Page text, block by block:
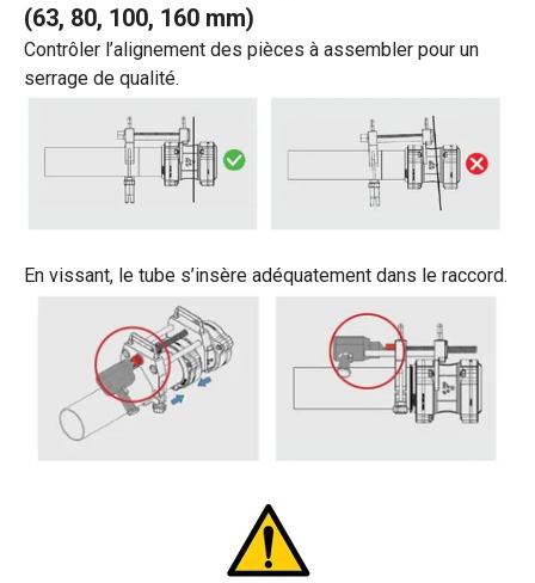
(63, 80, 100, 160 mm)
Contrôler l’alignement des pièces à assembler pour un
serrage de qualité.
En vissant, le tube s’insère adéquatement dans le raccord.